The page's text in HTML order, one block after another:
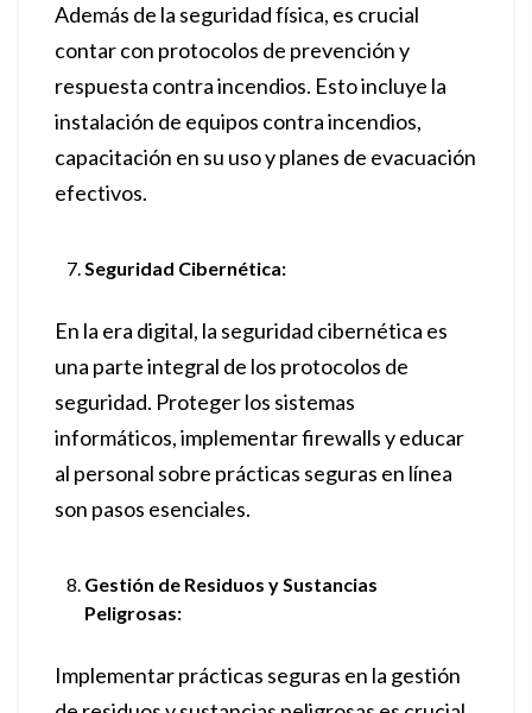
Además de la seguridad física, es crucial
contar con protocolos de prevención y
respuesta contra incendios. Esto incluye la
instalación de equipos contra incendios,
capacitación en su uso y planes de evacuación
efectivos.
Seguridad Cibernética:
En la era digital, la seguridad cibernética es
una parte integral de los protocolos de
seguridad. Proteger los sistemas
informáticos, implementar firewalls y educar
al personal sobre prácticas seguras en línea
son pasos esenciales.
Gestión de Residuos y Sustancias
Peligrosas:
Implementar prácticas seguras en la gestión